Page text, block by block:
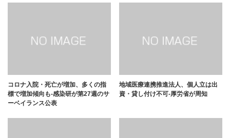
コロナ入院・死亡が増加、多くの指
標で増加傾向も-感染研が第27週のサ
ーベイランス公表
地域医療連携推進法人、個人立は出
資・貸し付け不可-厚労省が周知